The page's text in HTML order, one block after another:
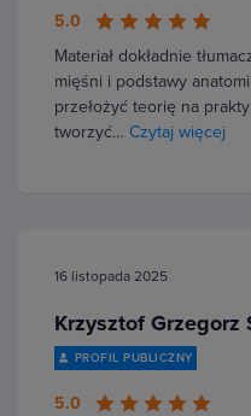
5.0
Materiał dokładnie
mięśni i podstawy
przełożyć teorię na
tworzyć… Czytaj więcej
16 listopada 2025
Krzysztof Grzegorz
PROFIL PUBLICZNY
5.0